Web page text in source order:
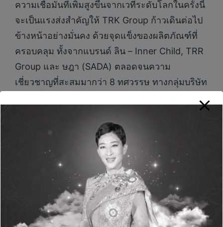
ความเชื่อมั่นที่เพิ่มสูงขึ้นจากเวทีระดับโลกในครั้งนี้
จะเป็นแรงส่งสำคัญให้ TRK Group ก้าวเดินต่อไป
ข้างหน้าอย่างมั่นคง ด้วยจุดแข็งของผลิตภัณฑ์ที่
ครอบคลุม ทั้งจากแบรนด์ ลิน – Inner Child, TRR
Group และ ษฎา (SADA) ตลอดจนความ
เชี่ยวชาญที่สะสมมากว่า 8 ทศวรรษ ทางกลุ่มบริษัท
โซลูชันใหม่ๆ เพื่อตอบโจทย์ความท้าทายของธุรกิจ
อาหารในอนาคต รักษาความได้เปรียบทางการ
แข่งขัน และขับเคลื่อนอุตสาหกรรมน้ำตาลของไทย
ให้ผงาดบนเวทีโลกอย่างเต็มภาคภูมิ มากไปกว่านั้น
สิ่งที่ทำให้นักลงทุนและคู่ค้าให้การยอมรับอย่าง
กว้างขวาง คือการผสานความแข็งแกร่งทางธุรกิจ
เข้ากับโมเดลความยั่งยืนตามหลักเศรษฐกิจ